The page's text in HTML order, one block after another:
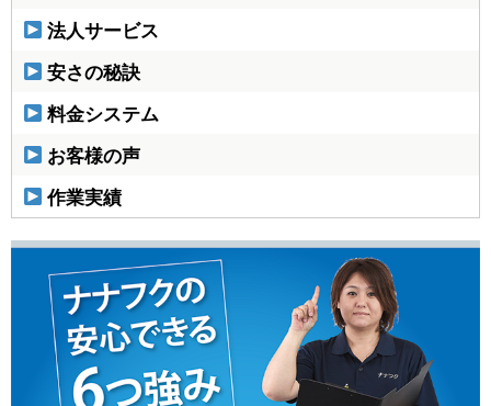
法人サービス
安さの秘訣
料金システム
お客様の声
作業実績